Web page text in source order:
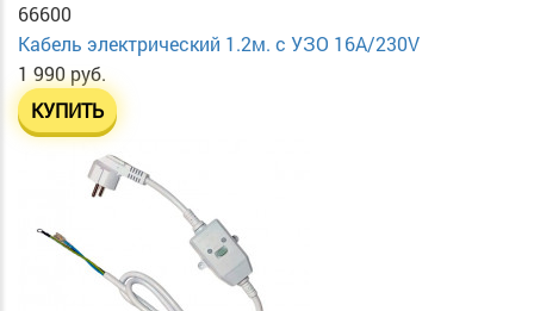
66600
Кабель электрический 1.2м. с УЗО 16А/230V
1 990 руб.
КУПИТЬ